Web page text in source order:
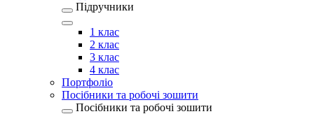
Підручники
1 клас
2 клас
3 клас
4 клас
Портфоліо
Посібники та робочі зошити
Посібники та робочі зошити